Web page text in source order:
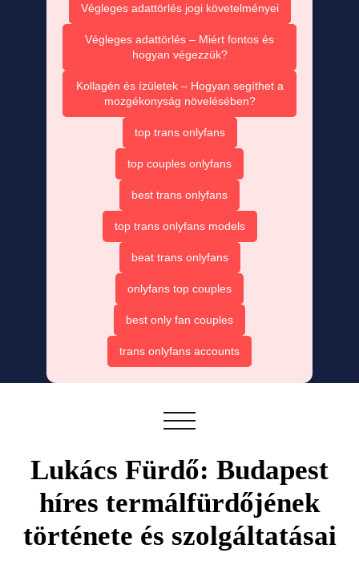
Végleges adattörlés jogi követelményei
Végleges adattörlés – Miért fontos és
hogyan végezzük?
Kollagén és ízületek – Hogyan segíthet a
mozgékonyság növelésében?
top trans onlyfans
top couples onlyfans
best trans onlyfans
top trans onlyfans models
beat trans onlyfans
onlyfans top couples
best only fan couples
trans onlyfans accounts
Lukács Fürdő: Budapest
híres termálfürdőjének
története és szolgáltatásai